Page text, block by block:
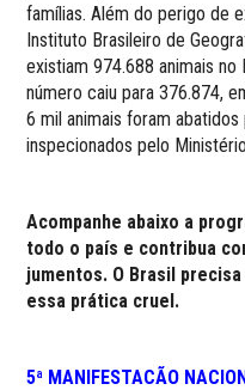
famílias. Além do perigo de
Instituto Brasileiro de
existiam 974.688 animais no
número caiu para 376.874,
6 mil animais foram
inspecionados pelo
Acompanhe abaixo a
todo o país e contribua
jumentos. O Brasil
essa prática cruel.
5ª MANIFESTACÃO